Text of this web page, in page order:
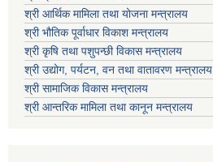
श्री आर्थिक मामिला तथा योजना मन्त्रालय
श्री भौतिक पूर्वाधार विकाश मन्त्रालय
श्री कृषि तथा पशुपन्छी विकास मन्त्रालय
श्री उद्योग, पर्यटन, वन तथा वातावरण मन्त्रालय
श्री सामाजिक विकास मन्त्रालय
श्री आन्तरिक मामिला तथा कानून मन्त्रालय